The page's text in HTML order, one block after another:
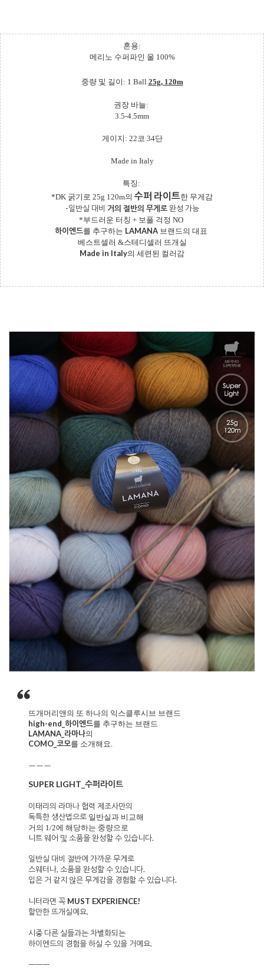
혼용:
메리노 수퍼파인 울 100%
중량 및 길이: 1 Ball 25g, 120m
권장 바늘:
3.5-4.5mm
게이지: 22코 34단
Made in Italy
특징:
*DK 굵기로 25g 120m의 수퍼 라이트한 무게감
-일반실 대비 거의 절반의 무게로완성 가능
*부드러운 터칭 + 보풀 걱정 NO
하이엔드를 추구하는 LAMANA 브랜드의 대표
베스트셀러 &스테디셀러 뜨개실
Made in Italy의 세련된 컬러감
뜨개머리앤의 또 하나의 익스클루시브 브랜드
high-end_하이엔드를 추구하는 브랜드
LAMANA_라마나의
COMO_코모를 소개해요.
ㅡㅡㅡ
SUPER LIGHT_수퍼라이트
이태리의 라마나 협력 제조사만의
독특한 생산법으로 일반실과 비교해
거의 1/2에 해당하는 중량으로
니트 웨어 및 소품을 완성할 수 있습니다.
일반실 대비 절반에 가까운 무게로
스웨터나, 소품을 완성할 수 있습니다.
입은 거 같지 않은 무게감을 경험할 수 있습니다.
니터라면 꼭 MUST EXPERIENCE!
할만한 뜨개실예요.
시중 다른 실들과는 차별화되는
하이엔드의 경험을 하실 수 있을 거예요.
ㅡㅡㅡ